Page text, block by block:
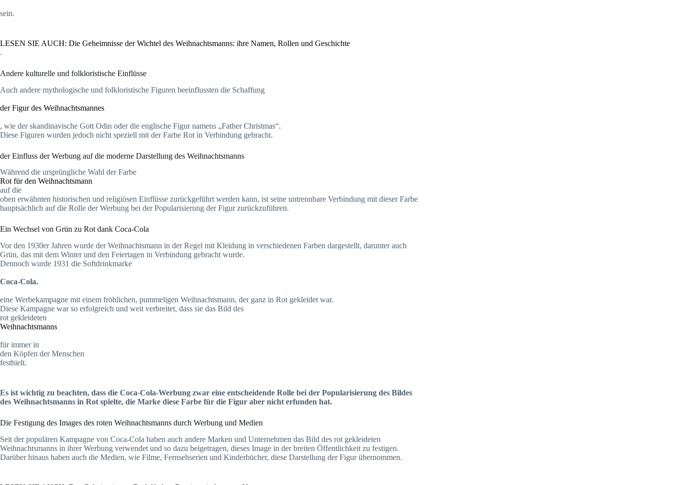
sein.
LESEN SIE AUCH: Die Geheimnisse der Wichtel des Weihnachtsmanns: ihre Namen, Rollen und Geschichte
.
Andere kulturelle und folkloristische Einflüsse
Auch andere mythologische und folkloristische Figuren beeinflussten die Schaffung
der Figur des Weihnachtsmannes
, wie der skandinavische Gott Odin oder die englische Figur namens „Father Christmas“.
Diese Figuren wurden jedoch nicht speziell mit der Farbe Rot in Verbindung gebracht.
der Einfluss der Werbung auf die moderne Darstellung des Weihnachtsmanns
Während die ursprüngliche Wahl der Farbe
Rot für den Weihnachtsmann
auf die
oben erwähnten historischen und religiösen Einflüsse zurückgeführt werden kann, ist seine untrennbare Verbindung mit dieser Farbe
hauptsächlich auf die Rolle der Werbung bei der Popularisierung der Figur zurückzuführen.
Ein Wechsel von Grün zu Rot dank Coca-Cola
Vor den 1930er Jahren wurde der Weihnachtsmann in der Regel mit Kleidung in verschiedenen Farben dargestellt, darunter auch
Grün, das mit dem Winter und den Feiertagen in Verbindung gebracht wurde.
Dennoch wurde 1931 die Softdrinkmarke
Coca-Cola.
eine Werbekampagne mit einem fröhlichen, pummeligen Weihnachtsmann, der ganz in Rot gekleidet war.
Diese Kampagne war so erfolgreich und weit verbreitet, dass sie das Bild des
rot gekleideten
Weihnachtsmanns
für immer in
den Köpfen der Menschen
festhielt.
Es ist wichtig zu beachten, dass die Coca-Cola-Werbung zwar eine entscheidende Rolle bei der Popularisierung des Bildes
des Weihnachtsmanns in Rot spielte, die Marke diese Farbe für die Figur aber nicht erfunden hat.
Die Festigung des Images des roten Weihnachtsmanns durch Werbung und Medien
Seit der populären Kampagne von Coca-Cola haben auch andere Marken und Unternehmen das Bild des rot gekleideten
Weihnachtsmanns in ihrer Werbung verwendet und so dazu beigetragen, dieses Image in der breiten Öffentlichkeit zu festigen.
Darüber hinaus haben auch die Medien, wie Filme, Fernsehserien und Kinderbücher, diese Darstellung der Figur übernommen.